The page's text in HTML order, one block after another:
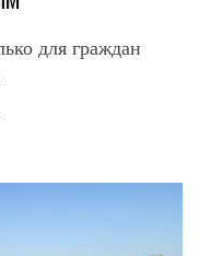
для граждан